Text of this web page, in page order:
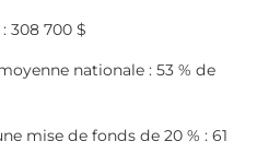
308 700 $
nationale : 53 % de
mise de fonds de 20 % : 61